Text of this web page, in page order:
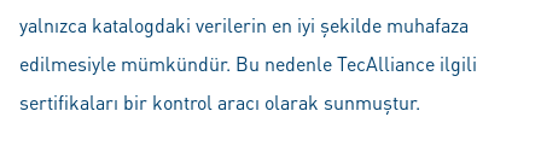
yalnızca katalogdaki verilerin en iyi şekilde muhafaza
edilmesiyle mümkündür. Bu nedenle TecAlliance ilgili
sertifikaları bir kontrol aracı olarak sunmuştur.